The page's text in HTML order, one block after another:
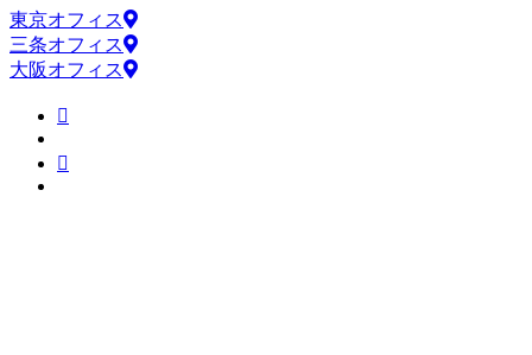
東京オフィス
三条オフィス
大阪オフィス